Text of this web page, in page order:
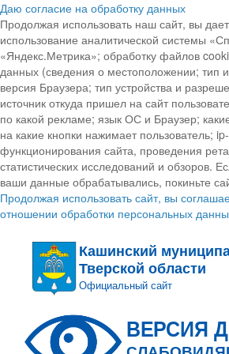
Даю согласие на обработку данных
Продолжая использовать наш сайт, вы
использование аналитической системы
«Яндекс.Метрика»; обработку файлов
данных (сведения о местоположении; тип
версия Браузера; тип устройства и
источник откуда пришел на сайт
по какой рекламе; язык ОС и Браузер;
на какие кнопки нажимает пользователь;
функционирования сайта, проведения
статистических исследований и обзоров.
ваши данные обрабатывались, покиньте
Продолжая использовать сайт, вы
отношении обработки персональных